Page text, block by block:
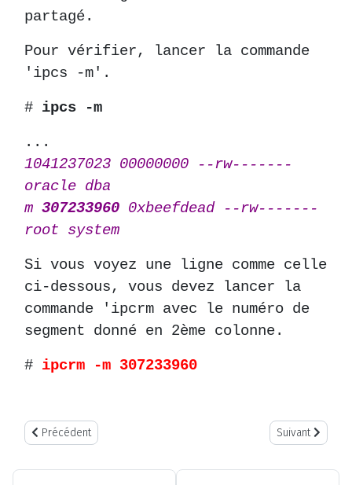
partagé.
Pour vérifier, lancer la commande
'ipcs -m'.
# ipcs -m
...
1041237023 00000000 --rw-------
oracle dba
m 307233960 0xbeefdead --rw-------
root system
Si vous voyez une ligne comme celle
ci-dessous, vous devez lancer la
commande 'ipcrm avec le numéro de
segment donné en 2ème colonne.
# ipcrm -m 307233960
Article précédent : HSCL3655 lors d'une opération LPM entre
Précédent Article suivant
Suivant